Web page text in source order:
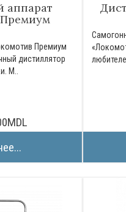
аппарат
Премиум
дистиллятор
М..